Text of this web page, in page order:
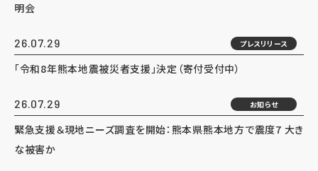
明会
26.07.29 プレスリリース
「令和8年熊本地震被災者支援」決定（寄付受付中）
26.07.29 お知らせ
緊急支援＆現地ニーズ調査を開始：熊本県熊本地方で震度7 大き
な被害か